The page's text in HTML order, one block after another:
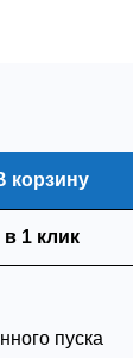
корзину
в 1 клик
пуска